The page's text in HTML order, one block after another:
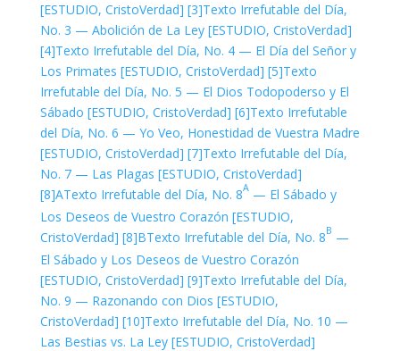
[ESTUDIO, CristoVerdad] [3]Texto Irrefutable del Día,
No. 3 — Abolición de La Ley [ESTUDIO, CristoVerdad]
[4]Texto Irrefutable del Día, No. 4 — El Día del Señor y
Los Primates [ESTUDIO, CristoVerdad] [5]Texto
Irrefutable del Día, No. 5 — El Dios Todopoderso y El
Sábado [ESTUDIO, CristoVerdad] [6]Texto Irrefutable
del Día, No. 6 — Yo Veo, Honestidad de Vuestra Madre
[ESTUDIO, CristoVerdad] [7]Texto Irrefutable del Día,
No. 7 — Las Plagas [ESTUDIO, CristoVerdad]
[8]ATexto Irrefutable del Día, No. 8A— El Sábado y
Los Deseos de Vuestro Corazón [ESTUDIO,
CristoVerdad] [8]BTexto Irrefutable del Día, No. 8B —
El Sábado y Los Deseos de Vuestro Corazón
[ESTUDIO, CristoVerdad] [9]Texto Irrefutable del Día,
No. 9 — Razonando con Dios [ESTUDIO,
CristoVerdad] [10]Texto Irrefutable del Día, No. 10 —
Las Bestias vs. La Ley [ESTUDIO, CristoVerdad]